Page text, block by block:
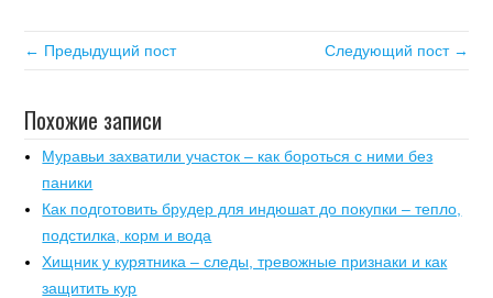
← Предыдущий пост Следующий пост →
Похожие записи
Муравьи захватили участок – как бороться с ними без
паники
Как подготовить брудер для индюшат до покупки – тепло,
подстилка, корм и вода
Хищник у курятника – следы, тревожные признаки и как
защитить кур